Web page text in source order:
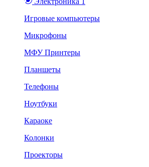
Игровые компьютеры
Микрофоны
МФУ Принтеры
Планшеты
Телефоны
Ноутбуки
Караоке
Колонки
Проекторы